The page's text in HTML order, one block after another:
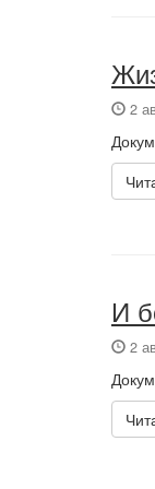
2
И
2